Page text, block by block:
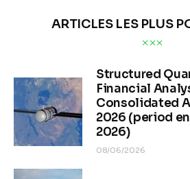
ARTICLES LES PLUS
Structured
Financial
Consolidated
2026 (period
2026)
08/06/2026